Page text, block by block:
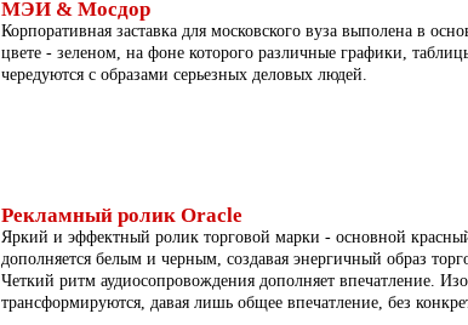
МЭИ & Мосдор
Корпоративная заставка для московского вуза выполена в
цвете - зеленом, на фоне которого различные графики,
чередуются с образами серьезных деловых людей.
Рекламный ролик Oracle
Яркий и эффектный ролик торговой марки - основной
дополняется белым и черным, создавая энергичный образ
Четкий ритм аудиосопровождения дополняет впечатление.
трансформируются, давая лишь общее впечатление, без